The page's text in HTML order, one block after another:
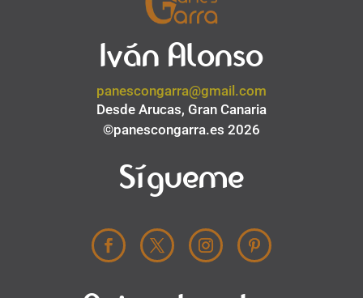
Iván Alonso
panescongarra@gmail.com
Desde Arucas, Gran Canaria
©panescongarra.es 2026
Sígueme